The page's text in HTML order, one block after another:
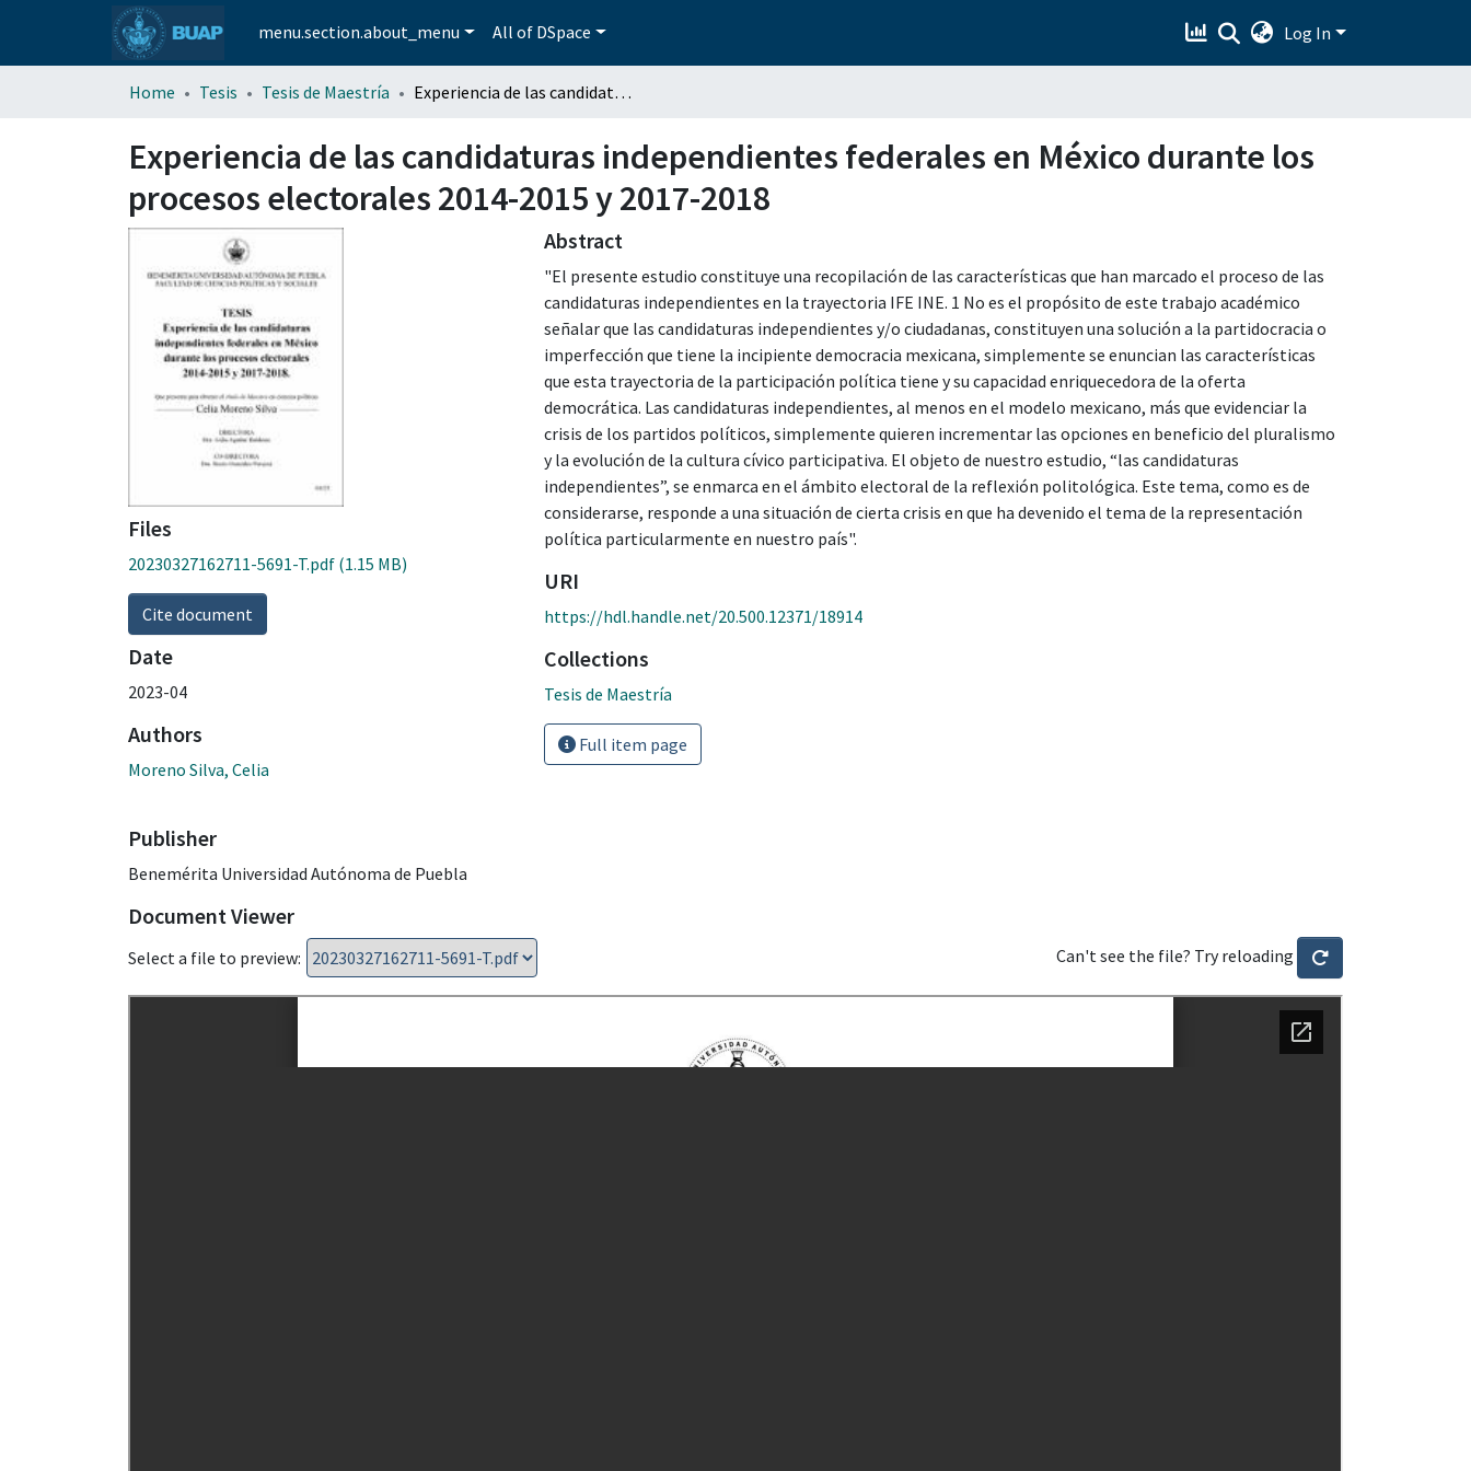
menu.section.about_menu All of DSpace Log In
Home Tesis Tesis de Maestría Experiencia de las candidaturas independientes federales en México durante los procesos electorales 2014-2015 y 2017-2018
Experiencia de las candidaturas independientes federales en México durante los
procesos electorales 2014-2015 y 2017-2018
Files
20230327162711-5691-T.pdf (1.15 MB)
Cite document
Date
2023-04
Authors
Moreno Silva, Celia
Publisher
Benemérita Universidad Autónoma de Puebla
Abstract
"El presente estudio constituye una recopilación de las características que han marcado el proceso de las
candidaturas independientes en la trayectoria IFE INE. 1 No es el propósito de este trabajo académico
señalar que las candidaturas independientes y/o ciudadanas, constituyen una solución a la partidocracia o
imperfección que tiene la incipiente democracia mexicana, simplemente se enuncian las características
que esta trayectoria de la participación política tiene y su capacidad enriquecedora de la oferta
democrática. Las candidaturas independientes, al menos en el modelo mexicano, más que evidenciar la
crisis de los partidos políticos, simplemente quieren incrementar las opciones en beneficio del pluralismo
y la evolución de la cultura cívico participativa. El objeto de nuestro estudio, “las candidaturas
independientes”, se enmarca en el ámbito electoral de la reflexión politológica. Este tema, como es de
considerarse, responde a una situación de cierta crisis en que ha devenido el tema de la representación
política particularmente en nuestro país".
URI
https://hdl.handle.net/20.500.12371/18914
Collections
Tesis de Maestría
Full item page
Document Viewer
Select a file to preview: Can't see the file? Try reloading